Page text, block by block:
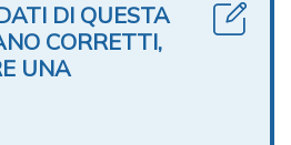
DI QUESTA
CORRETTI,
UNA